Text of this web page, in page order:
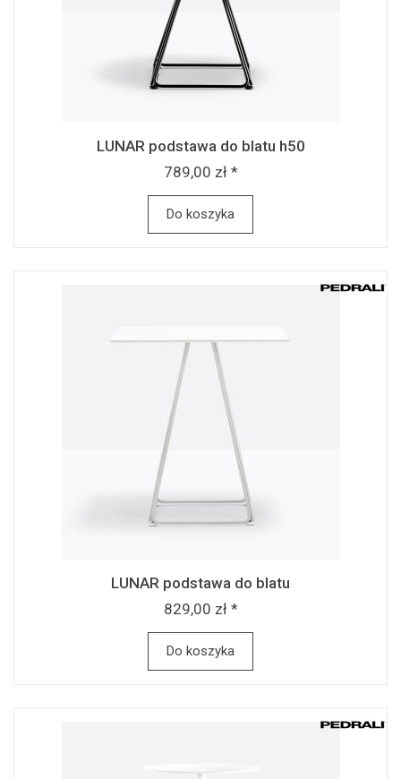
LUNAR podstawa do blatu h50
789,00 zł *
Do koszyka
LUNAR podstawa do blatu
829,00 zł *
Do koszyka